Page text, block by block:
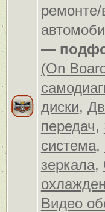
ремонте/
—
(On
диски,
передач,
система,
зеркала,
Видео